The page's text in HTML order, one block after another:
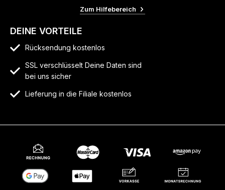
Zum Hilfebereich
DEINE VORTEILE
Rücksendung kostenlos
SSL verschlüsselt Deine Daten sind
bei uns sicher
Lieferung in die Filiale kostenlos